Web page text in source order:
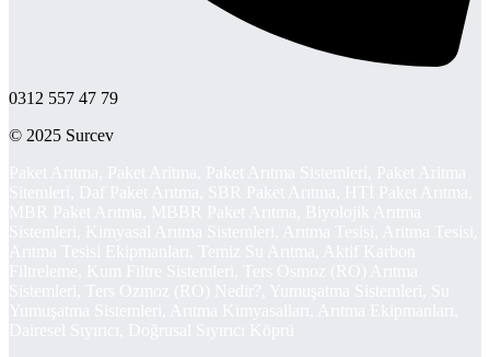
0312 557 47 79
© 2025 Surcev